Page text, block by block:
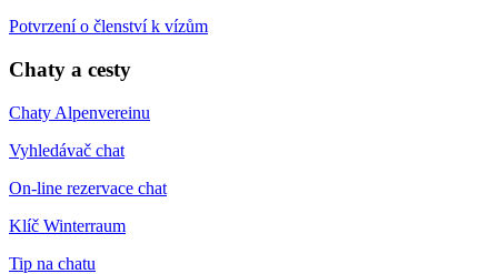
Potvrzení o členství k vízům
Chaty a cesty
Chaty Alpenvereinu
Vyhledávač chat
On-line rezervace chat
Klíč Winterraum
Tip na chatu